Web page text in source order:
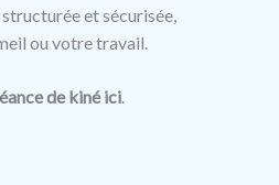
et sécurisée,
ou votre travail.
de kiné ici.